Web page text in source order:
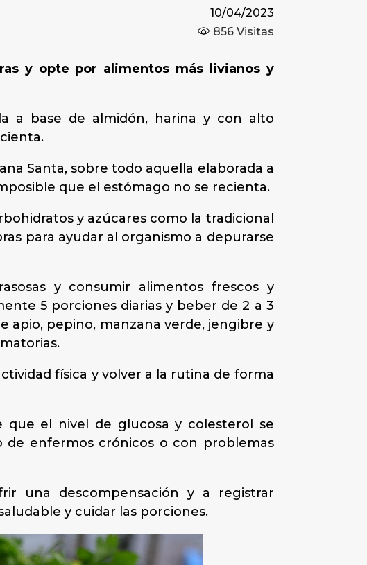
10/04/2023
856Visitas
y opte por alimentos más livianos y
a base de almidón, harina y con alto
Santa, sobre todo aquella elaborada a
que el estómago no se recienta.
y azúcares como la tradicional
para ayudar al organismo a depurarse
y consumir alimentos frescos y
5 porciones diarias y beber de 2 a 3
apio, pepino, manzana verde, jengibre y
física y volver a la rutina de forma
que el nivel de glucosa y colesterol se
de enfermos crónicos o con problemas
una descompensación y a registrar
y cuidar las porciones.